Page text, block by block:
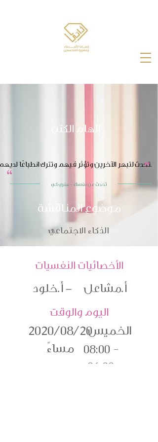
إلهام الكتب
تحدث لتبهر الآخرين وتؤثر فيهم وتترك انطباعًا لديهم."
"
تحدث عن نفسك - هنري كي
موضوع المنـاقشة
الذكاء الاجتماعي
الأخصائيات النفسيات
أ.مشاعل - أ.خلود
اليوم والوقت
الخميس2020/08/20
مساءً
08:00 -
06:00